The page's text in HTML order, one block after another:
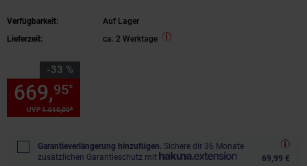
Verfügbarkeit:
Auf Lager
Lieferzeit:
ca. 2 Werktage
-33 %
Sie Sparen 33 Prozent,
UVP1.010,00*
669,95*
Garantieverlängerung hinzufügen. Sichere dir 36 Monate
zusätzlichen Garantieschutz mit
69,99 €